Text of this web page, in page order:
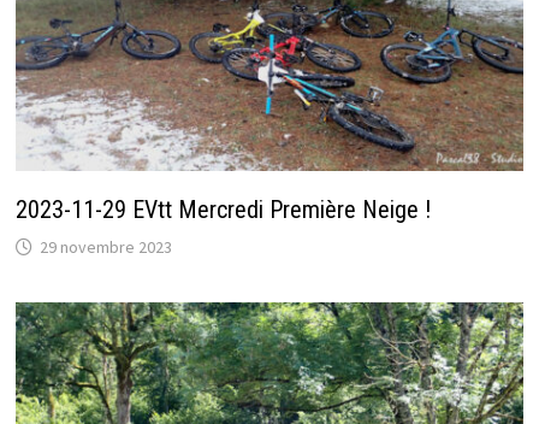
2023-11-29 EVtt Mercredi Première Neige !
29 novembre 2023